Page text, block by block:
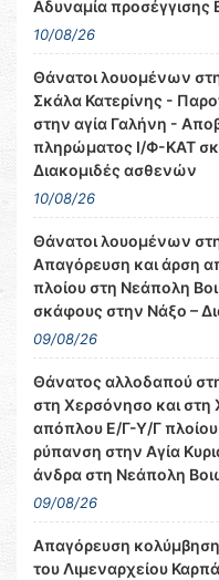
Αδυναμία
10/08/26
Θάνατοι λουομένων
Σκάλα Κατερίνης -
στην αγία Γαλήνη -
πληρώματος Ι/Φ-ΚΑΤ
Διακομιδές ασθενών
10/08/26
Θάνατοι λουομένων
Απαγόρευση και άρση
πλοίου στη Νεάπολη
σκάφους στην Νάξο –
09/08/26
Θάνατος αλλοδαπού
στη Χερσόνησο και
απόπλου Ε/Γ-Υ/Γ
ρύπανση στην Αγία
άνδρα στη Νεάπολη
09/08/26
Απαγόρευση
του Λιμεναρχείου